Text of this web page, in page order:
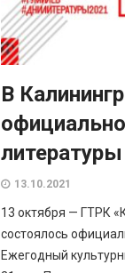
В
литературы
13.10.2021
13 октября — ГТРК
состоялось
Ежегодный